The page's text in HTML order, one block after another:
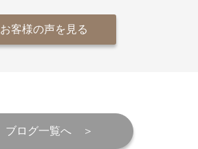
お客様の声を見る
ブログ一覧へ